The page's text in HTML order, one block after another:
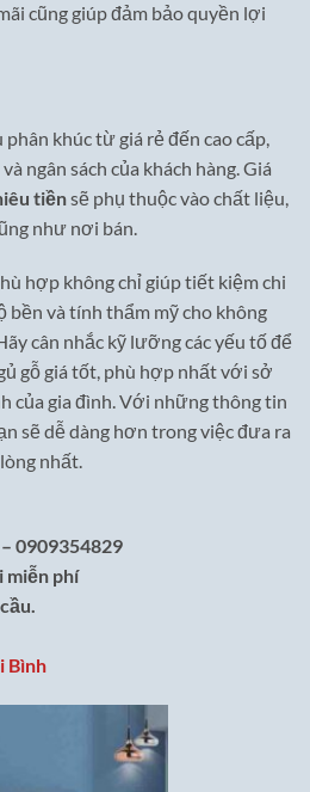
cũng giúp đảm bảo quyền lợi
khúc từ giá rẻ đến cao cấp,
ngân sách của khách hàng. Giá
tiềnsẽ phụ thuộc vào chất liệu,
như nơi bán.
hợp không chỉ giúp tiết kiệm chi
bền và tính thẩm mỹ cho không
cân nhắc kỹ lưỡng các yếu tố để
gỗ giá tốt, phù hợp nhất với sở
của gia đình. Với những thông tin
sẽ dễ dàng hơn trong việc đưa ra
nhất.
0909354829
miễn phí
Bình